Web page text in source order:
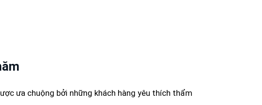
ưa chuộng bởi những khách hàng yêu thích thẩm